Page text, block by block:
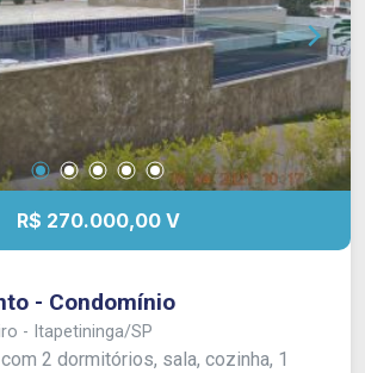
R$ 270.000,00 V
- Condomínio
- Itapetininga/SP
2 dormitórios, sala, cozinha, 1